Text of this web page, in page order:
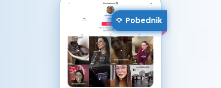
Pobednik